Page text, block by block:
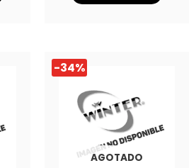
-34%
AGOTADO
El
precio
original
era:
$2.729.990.
El
precio
actual
$1.790.990.